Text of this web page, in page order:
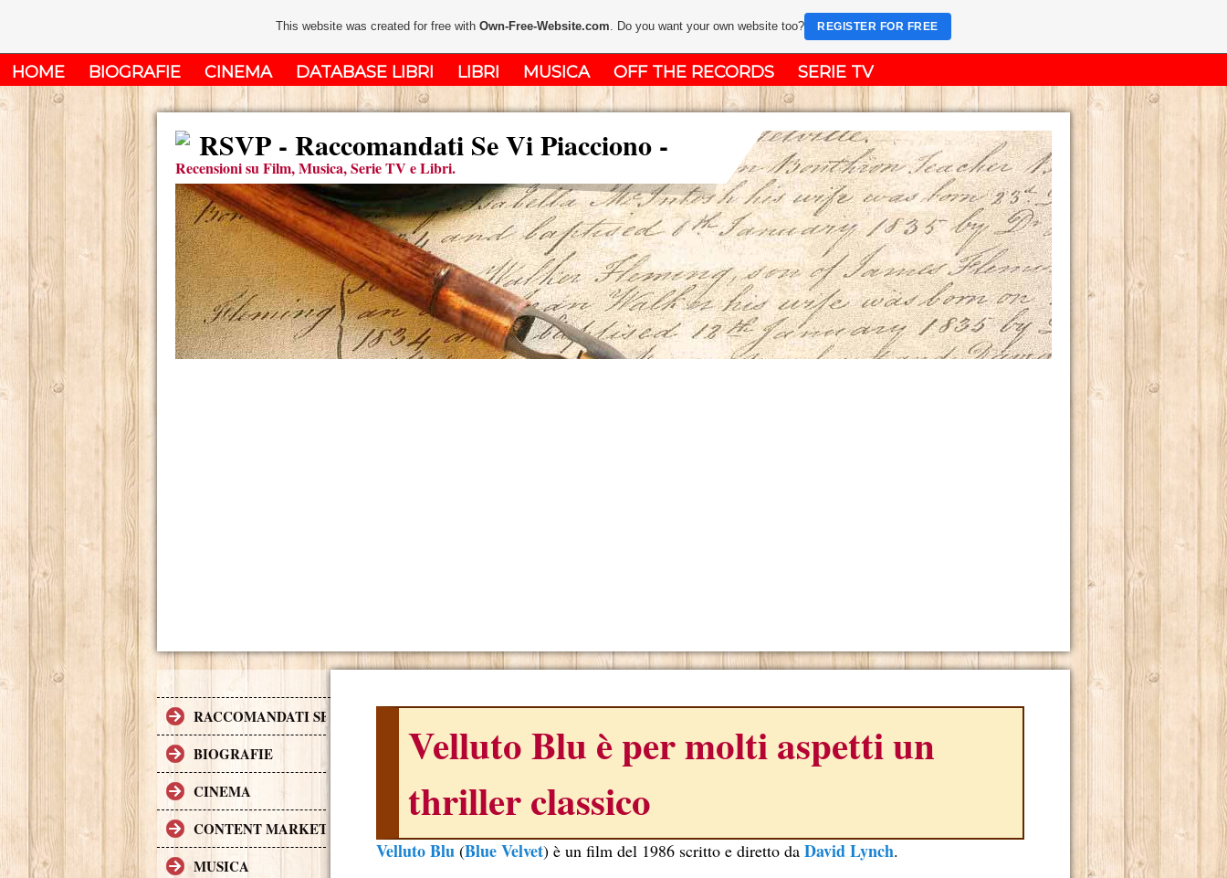
HOME BIOGRAFIE CINEMA DATABASE LIBRI LIBRI MUSICA OFF THE RECORDS SERIE TV
RSVP - Raccomandati Se Vi Piacciono -
Recensioni su Film, Musica, Serie TV e Libri.
RACCOMANDATI SE TI PIACCIONO
BIOGRAFIE
CINEMA
CONTENT MARKETING.
MUSICA
Velluto Blu è per molti aspetti un
thriller classico
Velluto Blu (Blue Velvet) è un film del 1986 scritto e diretto da David Lynch.
This website was created for free withOwn-Free-Website.com. Do you want your own website too? REGISTER FOR FREE